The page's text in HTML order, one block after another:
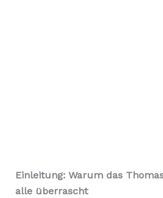
Einleitung: Warum das
alle überrascht